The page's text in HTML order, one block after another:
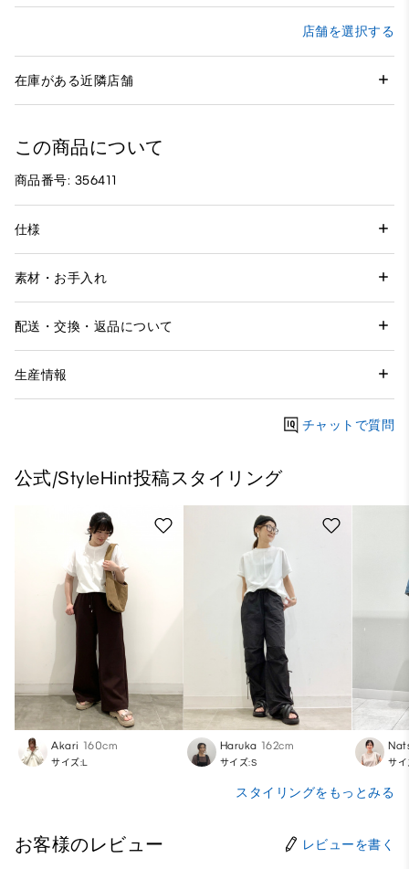
店舗を選択する
在庫がある近隣店舗
この商品について
商品番号: 356411
仕様
素材・お手入れ
配送・交換・返品について
生産情報
チャットで質問
公式/StyleHint投稿スタイリング
Akari 160cm
サイズ:L
Haruka 162cm
サイズ:S サ
スタイリングをもっとみる
お客様のレビュー レビューを書く